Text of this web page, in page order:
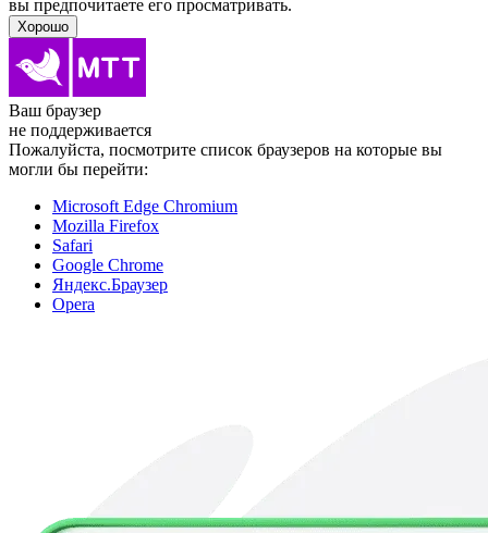
вы предпочитаете его просматривать.
Хорошо
Ваш браузер
не поддерживается
Пожалуйста, посмотрите список браузеров на которые вы
могли бы перейти:
Microsoft Edge Chromium
Mozilla Firefox
Safari
Google Chrome
Яндекс.Браузер
Opera